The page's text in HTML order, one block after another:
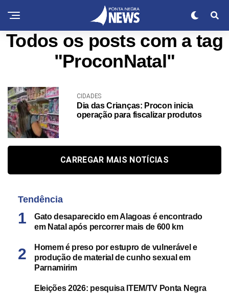
Todos os posts com a tag
"ProconNatal"
CIDADES
Dia das Crianças: Procon inicia
operação para fiscalizar produtos
CARREGAR MAIS NOTÍCIAS
Tendência
Gato desaparecido em Alagoas é encontrado
em Natal após percorrer mais de 600 km
Homem é preso por estupro de vulnerável e
produção de material de cunho sexual em
Parnamirim
Eleições 2026: pesquisa ITEM/TV Ponta Negra